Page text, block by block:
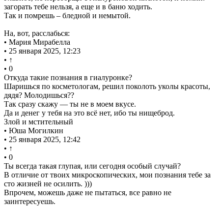
загорать тебе нельзя, а еще и в баню ходить.
Так и помрешь – бледной и немытой.
На, вот, расслабься:
• Мария Мирабелла
• 25 января 2025, 12:23
• ↑
• 0
Откуда такие познания в гиалуронке?
Шаришься по косметологам, решил поколоть уколы красоты,
дядя? Молодишься??
Так сразу скажу — ты не в моем вкусе.
Да и денег у тебя на это всё нет, ибо ты нищеброд.
Злой и мстительный
• Юша Могилкин
• 25 января 2025, 12:42
• ↑
• 0
Ты всегда такая глупая, или сегодня особый случай?
В отличие от твоих микроскопических, мои познания тебе за
сто жизней не осилить. )))
Впрочем, можешь даже не пытаться, все равно не
заинтересуешь.